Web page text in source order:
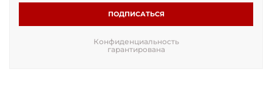
ПОДПИСАТЬСЯ
Конфиденциальность
гарантирована